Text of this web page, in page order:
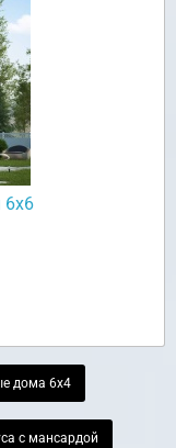
дома 6х4
с мансардой